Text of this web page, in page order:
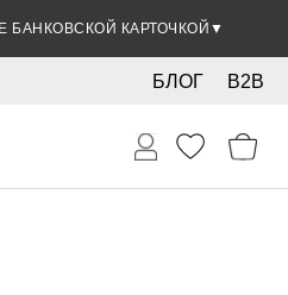
БАНКОВСКОЙ КАРТОЧКОЙ ▼
B2B
БЛОГ